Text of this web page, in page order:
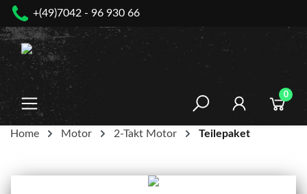
springen
+(49)7042 - 96 930 66
0
Home Motor 2-Takt Motor Teilepaket